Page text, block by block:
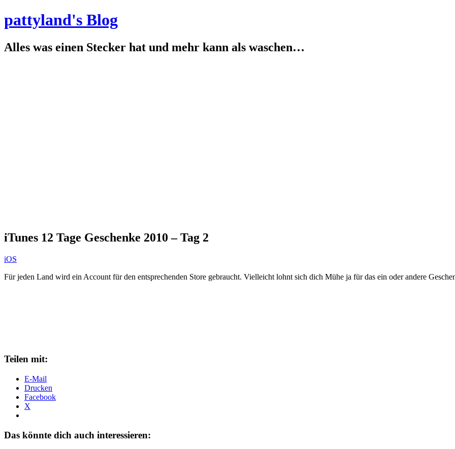
pattyland's Blog
Alles was einen Stecker hat und mehr kann als waschen…
iTunes 12 Tage Geschenke 2010 – Tag 2
iOS
Für jeden Land wird ein Account für den entsprechenden Store gebraucht. Vielleicht lohnt sich dich Mühe ja für das ein oder andere
Teilen mit:
E-Mail
Drucken
Facebook
X
Das könnte dich auch interessieren: